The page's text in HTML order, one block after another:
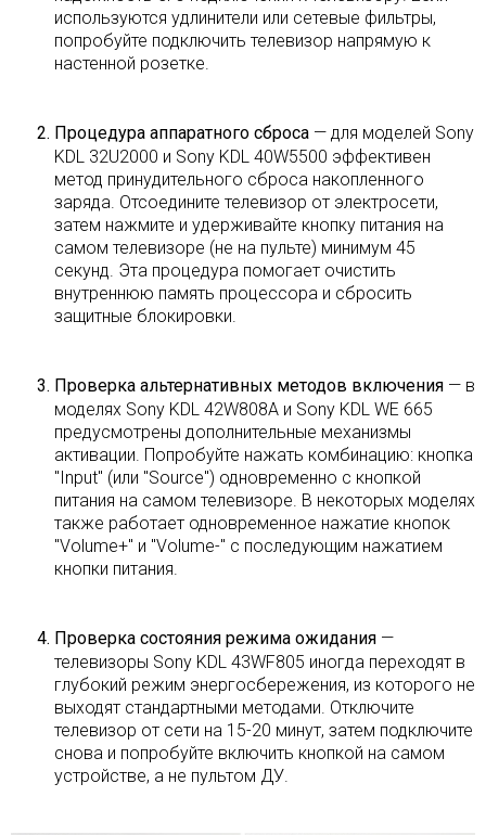
используются удлинители или сетевые фильтры,
попробуйте подключить телевизор напрямую к
настенной розетке.
Процедура аппаратного сброса — для моделей Sony
KDL 32U2000 и Sony KDL 40W5500 эффективен
метод принудительного сброса накопленного
заряда. Отсоедините телевизор от электросети,
затем нажмите и удерживайте кнопку питания на
самом телевизоре (не на пульте) минимум 45
секунд. Эта процедура помогает очистить
внутреннюю память процессора и сбросить
защитные блокировки.
Проверка альтернативных методов включения — в
моделях Sony KDL 42W808A и Sony KDL WE 665
предусмотрены дополнительные механизмы
активации. Попробуйте нажать комбинацию: кнопка
"Input" (или "Source") одновременно с кнопкой
питания на самом телевизоре. В некоторых моделях
также работает одновременное нажатие кнопок
"Volume+" и "Volume-" с последующим нажатием
кнопки питания.
Проверка состояния режима ожидания —
телевизоры Sony KDL 43WF805 иногда переходят в
глубокий режим энергосбережения, из которого не
выходят стандартными методами. Отключите
телевизор от сети на 15-20 минут, затем подключите
снова и попробуйте включить кнопкой на самом
устройстве, а не пультом ДУ.